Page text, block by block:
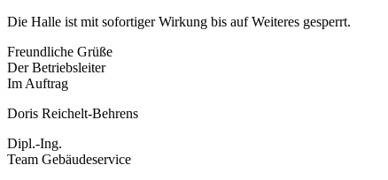
Die Halle ist mit sofortiger Wirkung bis auf Weiteres gesperrt.
Freundliche Grüße
Der Betriebsleiter
Im Auftrag
Doris Reichelt-Behrens
Dipl.-Ing.
Team Gebäudeservice